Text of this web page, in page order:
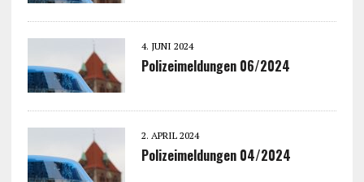
4. JUNI 2024
Polizeimeldungen 06/2024
2. APRIL 2024
Polizeimeldungen 04/2024